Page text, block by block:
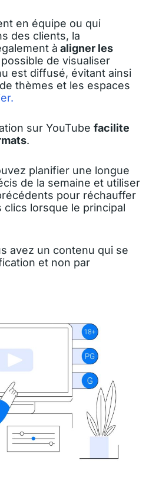
en équipe ou qui
des clients, la
à aligner les
possible de visualiser
est diffusé, évitant ainsi
thèmes et les espaces
sur YouTube facilite
.
planifier une longue
de la semaine et utiliser
pour réchauffer
lorsque le principal
avez un contenu qui se
et non par